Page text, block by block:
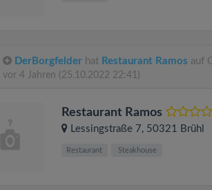
DerBorgfelder hat Restaurant Ramos auf
vor 4 Jahren (25.10.2022 22:41)
Restaurant Ramos
Lessingstraße 7, 50321 Brühl
Restaurant Steakhouse